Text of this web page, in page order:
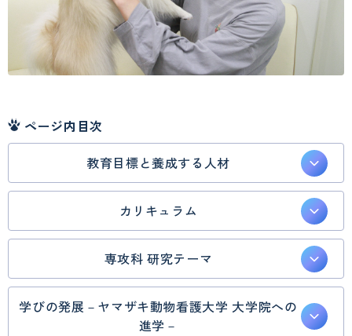
ページ内目次
教育目標と養成する人材
カリキュラム
専攻科 研究テーマ
学びの発展－ヤマザキ動物看護大学 大学院への
進学－